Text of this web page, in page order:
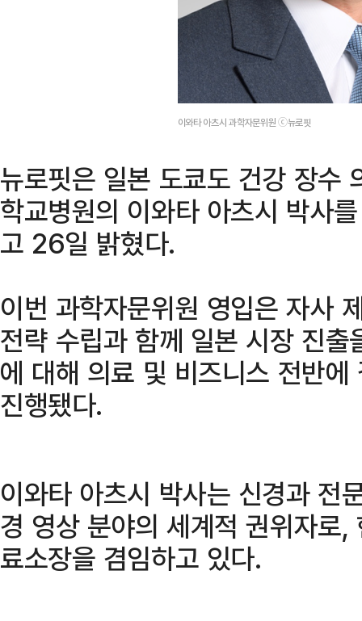
이와타 아츠시 과학자문위원 ⓒ뉴로핏
뉴로핏은 일본 도쿄도 건강 장수
학교병원의 이와타 아츠시 박사
고 26일 밝혔다.
이번 과학자문위원 영입은 자사
전략 수립과 함께 일본 시장 진
에 대해 의료 및 비즈니스 전반
진행됐다.
이와타 아츠시 박사는 신경과 전
경 영상 분야의 세계적 권위자로
료소장을 겸임하고 있다.